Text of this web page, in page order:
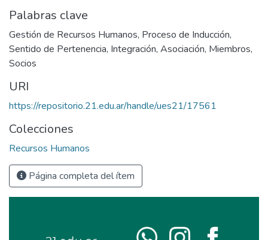
Palabras clave
Gestión de Recursos Humanos, Proceso de Inducción,
Sentido de Pertenencia, Integración, Asociación, Miembros,
Socios
URI
https://repositorio.21.edu.ar/handle/ues21/17561
Colecciones
Recursos Humanos
Página completa del ítem